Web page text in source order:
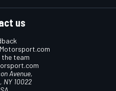
us
team
Avenue,
NY 10022